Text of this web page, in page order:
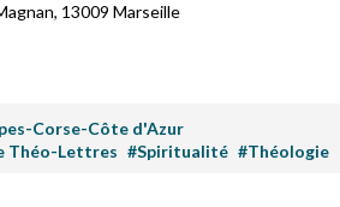
13009 Marseille
Corse-Côte d'Azur
Théo-Lettres #Spiritualité #Théologie